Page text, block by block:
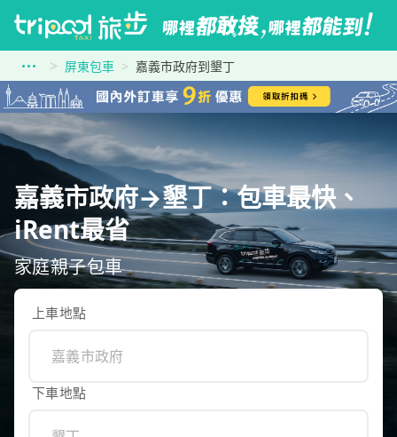
屏東包車 嘉義市政府到墾丁
嘉義市政府→墾丁：包車最快、
iRent最省
家庭親子包車
上車地點
下車地點